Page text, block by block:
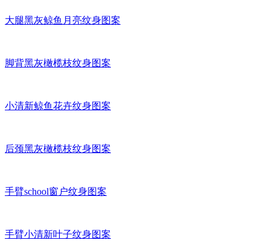
大腿黑灰鲸鱼月亮纹身图案
脚背黑灰橄榄枝纹身图案
小清新鲸鱼花卉纹身图案
后颈黑灰橄榄枝纹身图案
手臂school窗户纹身图案
手臂小清新叶子纹身图案